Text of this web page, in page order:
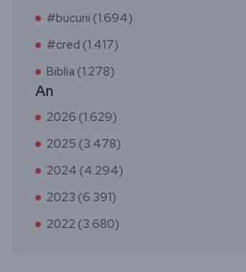
#bucurii (1.694)
#cred (1.417)
Biblia (1.278)
An
2026 (1.629)
2025 (3.478)
2024 (4.294)
2023 (6.391)
2022 (3.680)